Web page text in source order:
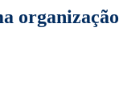
organização